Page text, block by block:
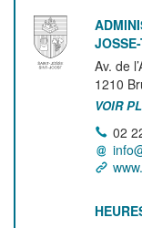
Av. de
1210
VOIR
02